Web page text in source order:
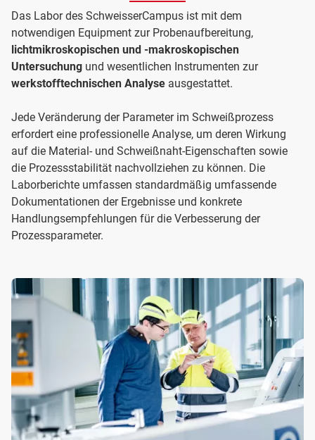
Das Labor des SchweisserCampus ist mit dem
notwendigen Equipment zur Probenaufbereitung,
lichtmikroskopischen und -makroskopischen
Untersuchung und wesentlichen Instrumenten zur
werkstofftechnischen Analyse ausgestattet.
Jede Veränderung der Parameter im Schweißprozess
erfordert eine professionelle Analyse, um deren Wirkung
auf die Material- und Schweißnaht-Eigenschaften sowie
die Prozessstabilität nachvollziehen zu können. Die
Laborberichte umfassen standardmäßig umfassende
Dokumentationen der Ergebnisse und konkrete
Handlungsempfehlungen für die Verbesserung der
Prozessparameter.